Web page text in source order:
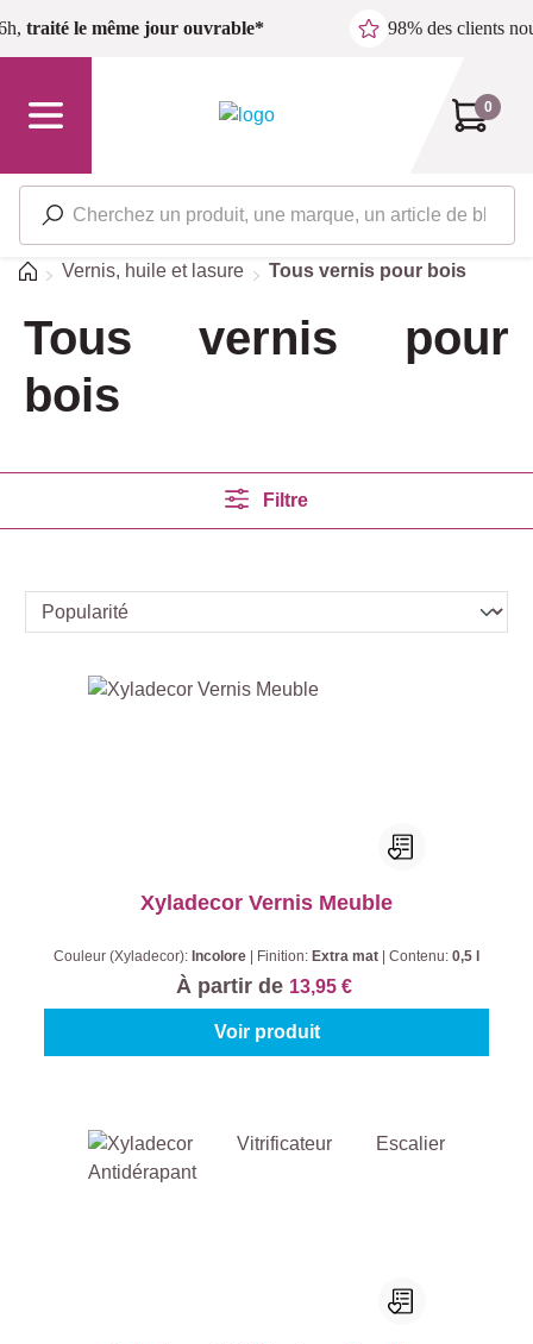
Passer au contenu principal
traité le même jour ouvrable* 98% des clients
0
Accueil
Vernis, huile et lasure Tous vernis pour bois
Tous vernis pour
bois
Filtre
Xyladecor Vernis Meuble
Couleur (Xyladecor): Incolore Finition: Extra mat Contenu: 0,5 l
À partir de 13,95 €
Voir produit